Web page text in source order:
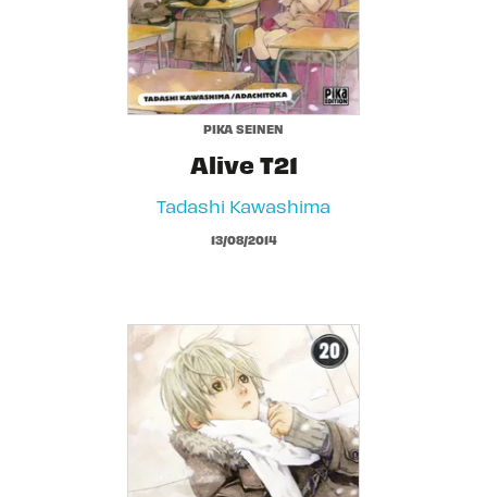
PIKA SEINEN
Alive T21
Tadashi Kawashima
13/08/2014